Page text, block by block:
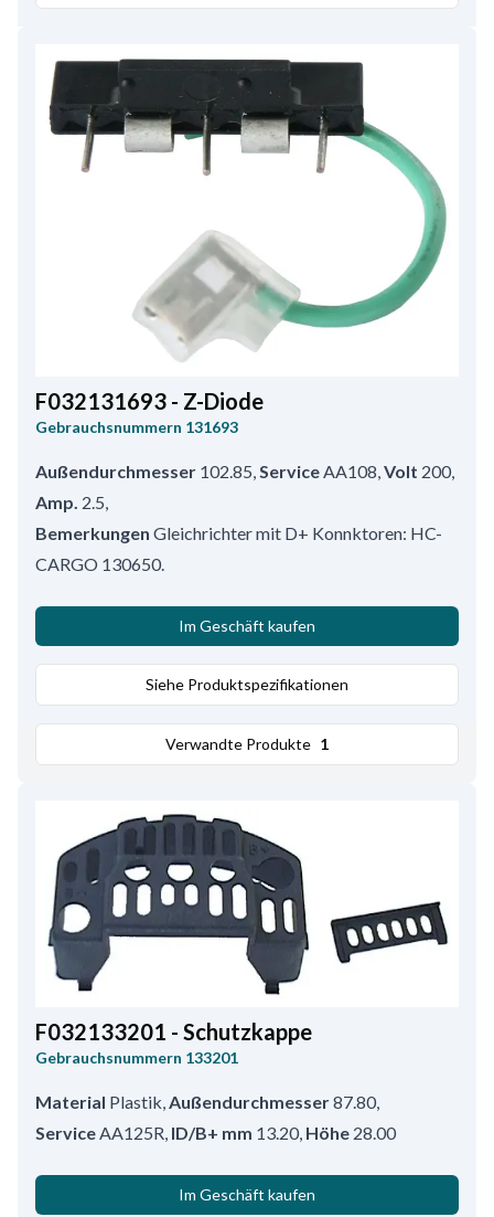
Höhe
48.80
F032131693 - Z-Diode
Gebrauchsnummern 131693
Außendurchmesser 102.85,ServiceAA108,Volt 200,
Amp. 2.5,
Bemerkungen Gleichrichter mit D+ Konnktoren: HC-
CARGO 130650.
Im Geschäft kaufen
Siehe Produktspezifikationen
Verwandte Produkte 1
F032133201 - Schutzkappe
Gebrauchsnummern 133201
Material Plastik Außendurchmesser87.80,
Service AA125R ID/B+ mm 13.20, Höhe 28.00
Im Geschäft kaufen